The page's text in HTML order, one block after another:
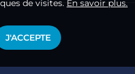
de visites. En savoir plus.
J'ACCEPTE